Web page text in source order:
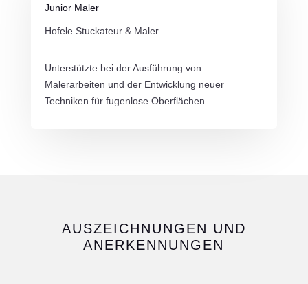
Junior Maler
Hofele Stuckateur & Maler
Unterstützte bei der Ausführung von
Malerarbeiten und der Entwicklung neuer
Techniken für fugenlose Oberflächen.
AUSZEICHNUNGEN UND
ANERKENNUNGEN